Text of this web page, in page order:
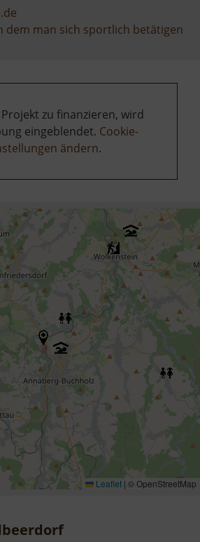
dem man sich sportlich betätigen
zu finanzieren, wird
eingeblendet. Cookie-
ändern.
Leaflet | © OpenStreetMap